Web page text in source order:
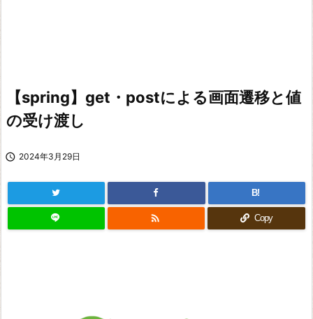
【spring】get・postによる画面遷移と値
の受け渡し
 2024年3月29日
B!
 Copy